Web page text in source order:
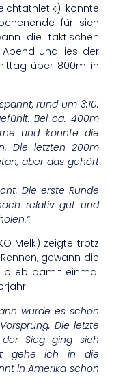
konnte
für sich
die taktischen
und lies der
über 800m in
rund um 3:10.
Bei ca. 400m
und konnte die
Die letzten 200m
aber das gehört
Die erste Runde
relativ gut und
Melk) zeigte trotz
gewann die
blieb damit einmal
wurde es schon
Die letzte
Sieg ging sich
gehe ich in die
in Amerika schon